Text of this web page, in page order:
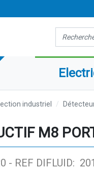
Recherche
industriel
M8
- REF DIFLUID: